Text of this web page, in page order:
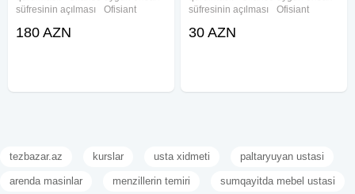
süfresinin açılması Ofisiant
qaşıq Stol stul Samavar Defn
180 AZN
süfresinin açılması Ofisiant
qaşıq Stol stul Samavar Defn
30 AZN
tezbazar.az kurslar usta xidmeti paltaryuyan ustasi
arenda masinlar menzillerin temiri sumqayitda mebel ustasi